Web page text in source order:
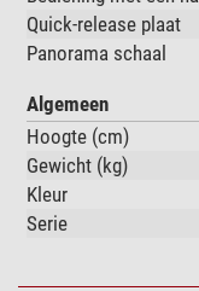
Quick-release plaat
Panorama schaal
Algemeen
Hoogte (cm)
Gewicht (kg)
Kleur
Serie